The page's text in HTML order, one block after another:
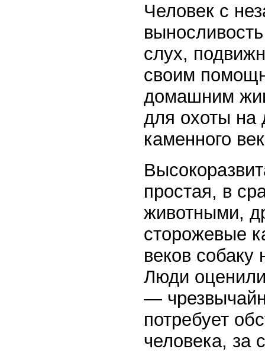
Человек с
слух,
своим
домашним
для охоты на
каменного
простая, в
животными,
сторожевые
веков
Люди
—
потребует
человека, за